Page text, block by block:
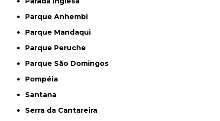
Parque Anhembi
Parque Mandaqui
Parque Peruche
Parque São Domingos
Pompéia
Santana
Serra da Cantareira